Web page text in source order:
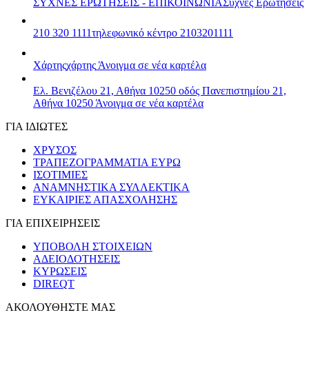
ΣΥΧΝΕΣ ΕΡΩΤΗΣΕΙΣ - ΕΠΙΚΟΙΝΩΝΙΑΣυχνές Ερωτήσεις
210 320 1111τηλεφωνικό κέντρο 2103201111
Χάρτηςχάρτης Άνοιγμα σε νέα καρτέλα
Ελ. Βενιζέλου 21, Αθήνα 10250 οδός Πανεπιστημίου 21,
Αθήνα 10250 Άνοιγμα σε νέα καρτέλα
ΓΙΑ ΙΔΙΩΤΕΣ
ΧΡΥΣΟΣ
ΤΡΑΠΕΖΟΓΡΑΜΜΑΤΙΑ ΕΥΡΩ
ΙΣΟΤΙΜΙΕΣ
ΑΝΑΜΝΗΣΤΙΚΑ ΣΥΛΛΕΚΤΙΚΑ
ΕΥΚΑΙΡΙΕΣ ΑΠΑΣΧΟΛΗΣΗΣ
ΓΙΑ ΕΠΙΧΕΙΡΗΣΕΙΣ
ΥΠΟΒΟΛΗ ΣΤΟΙΧΕΙΩΝ
ΑΔΕΙΟΔΟΤΗΣΕΙΣ
ΚΥΡΩΣΕΙΣ
DIREQT
ΑΚΟΛΟΥΘΗΣΤΕ ΜΑΣ